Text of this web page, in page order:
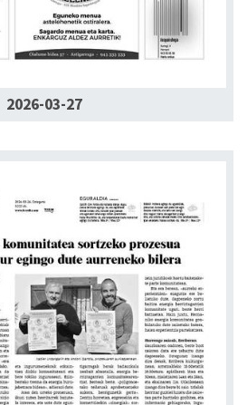
2026-03-27